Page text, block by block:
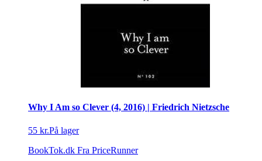
Why I Am so Clever (4, 2016) | Friedrich Nietzsche
55 kr.På lager
BookTok.dk Fra PriceRunner